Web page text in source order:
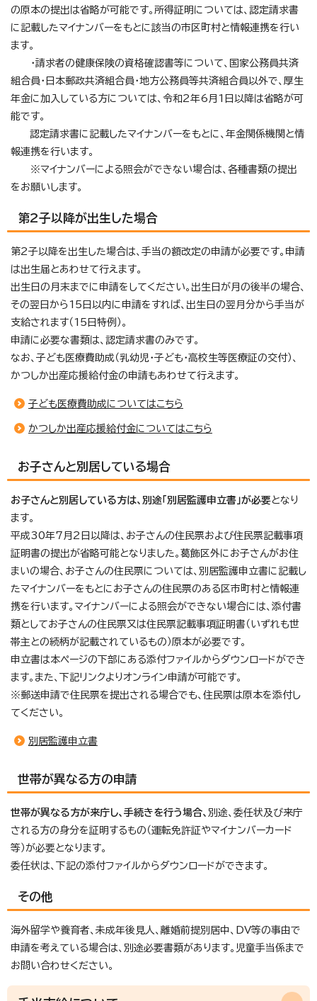
の原本の提出は省略が可能です。所得証明については、認定請求書
に記載したマイナンバーをもとに該当の市区町村と情報連携を行い
ます。
・請求者の健康保険の資格確認書等について、国家公務員共済
組合員・日本郵政共済組合員・地方公務員等共済組合員以外で、厚生
年金に加入している方については、令和2年6月1日以降は省略が可
能です。
認定請求書に記載したマイナンバーをもとに、年金関係機関と情
報連携を行います。
※マイナンバーによる照会ができない場合は、各種書類の提出
をお願いします。
第2子以降が出生した場合
第2子以降を出生した場合は、手当の額改定の申請が必要です。申請
は出生届とあわせて行えます。
出生日の月末までに申請をしてください。出生日が月の後半の場合、
その翌日から15日以内に申請をすれば、出生日の翌月分から手当が
支給されます（15日特例）。
申請に必要な書類は、認定請求書のみです。
なお、子ども医療費助成（乳幼児・子ども・高校生等医療証の交付）、
かつしか出産応援給付金の申請もあわせて行えます。
子ども医療費助成についてはこちら
かつしか出産応援給付金についてはこちら
お子さんと別居している場合
お子さんと別居している方は、別途「別居監護申立書」が必要となり
ます。
平成30年7月2日以降は、お子さんの住民票および住民票記載事項
証明書の提出が省略可能となりました。葛飾区外にお子さんがお住
まいの場合、お子さんの住民票については、別居監護申立書に記載し
たマイナンバーをもとにお子さんの住民票のある区市町村と情報連
携を行います。マイナンバーによる照会ができない場合には、添付書
類としてお子さんの住民票又は住民票記載事項証明書（いずれも世
帯主との続柄が記載されているもの）原本が必要です。
申立書は本ページの下部にある添付ファイルからダウンロードができ
ます。また、下記リンクよりオンライン申請が可能です。
※郵送申請で住民票を提出される場合でも、住民票は原本を添付し
てください。
別居監護申立書
世帯が異なる方の申請
世帯が異なる方が来庁し、手続きを行う場合、 別途、委任状及び来庁
される方の身分を証明するもの（運転免許証やマイナンバーカード
等）が必要となります。
委任状は、下記の添付ファイルからダウンロードができます。
その他
海外留学や養育者、未成年後見人、離婚前提別居中、DV等の事由で
申請を考えている場合は、別途必要書類があります。児童手当係まで
お問い合わせください。